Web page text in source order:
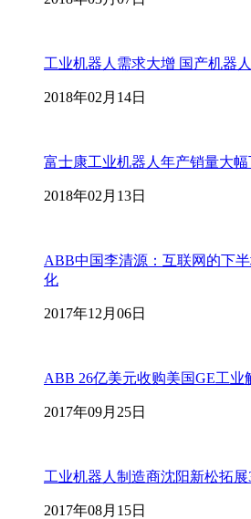
工业机器人需求大增 国产机器
2018年02月14日
富士康工业机器人年产销量大
2018年02月13日
ABB中国李清源：互联网的下
化
2017年12月06日
ABB 26亿美元收购美国GE工业
2017年09月25日
工业机器人制造商沈阳新松拓展
2017年08月15日